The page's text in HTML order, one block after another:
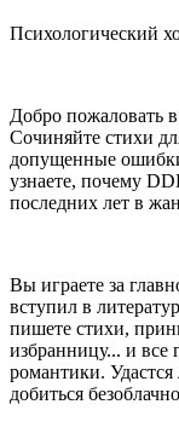
Психологический
Добро пожаловать
Сочиняйте стихи
допущенные
узнаете, почему
последних лет в
Вы играете за
вступил в
пишете стихи,
избранницу... и все
романтики.
добиться